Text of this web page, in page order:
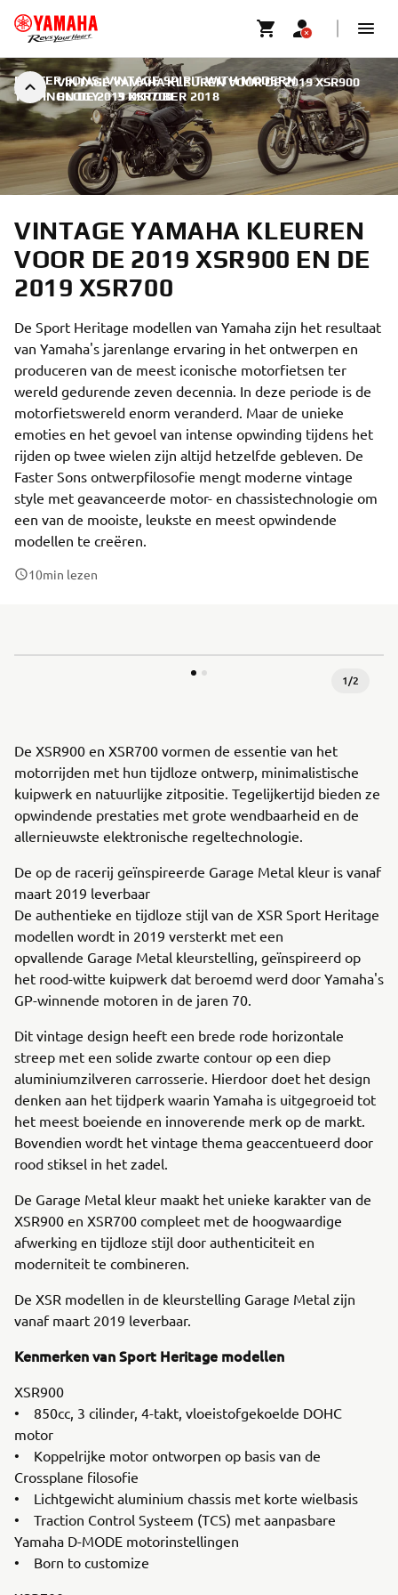
VINTAGE YAMAHA KLEUREN VOOR DE 2019 XSR900
EN DE 2019 XSR700
FASTER SONS: VINTAGE SPIRIT WITH MODERN
TECHNOLOGY | 3 OKTOBER 2018
VINTAGE YAMAHA KLEUREN
VOOR DE 2019 XSR900 EN DE
2019 XSR700
De Sport Heritage modellen van Yamaha zijn het resultaat
van Yamaha's jarenlange ervaring in het ontwerpen en
produceren van de meest iconische motorfietsen ter
wereld gedurende zeven decennia. In deze periode is de
motorfietswereld enorm veranderd. Maar de unieke
emoties en het gevoel van intense opwinding tijdens het
rijden op twee wielen zijn altijd hetzelfde gebleven. De
Faster Sons ontwerpfilosofie mengt moderne vintage
style met geavanceerde motor- en chassistechnologie om
een van de mooiste, leukste en meest opwindende
modellen te creëren.
10min lezen
1/2
De XSR900 en XSR700 vormen de essentie van het
motorrijden met hun tijdloze ontwerp, minimalistische
kuipwerk en natuurlijke zitpositie. Tegelijkertijd bieden ze
opwindende prestaties met grote wendbaarheid en de
allernieuwste elektronische regeltechnologie.
De op de racerij geïnspireerde Garage Metal kleur is vanaf
maart 2019 leverbaar
De authentieke en tijdloze stijl van de XSR Sport Heritage
modellen wordt in 2019 versterkt met een
opvallende Garage Metal kleurstelling, geïnspireerd op
het rood-witte kuipwerk dat beroemd werd door Yamaha's
GP-winnende motoren in de jaren 70.
Dit vintage design heeft een brede rode horizontale
streep met een solide zwarte contour op een diep
aluminiumzilveren carrosserie. Hierdoor doet het design
denken aan het tijdperk waarin Yamaha is uitgegroeid tot
het meest boeiende en innoverende merk op de markt.
Bovendien wordt het vintage thema geaccentueerd door
rood stiksel in het zadel.
De Garage Metal kleur maakt het unieke karakter van de
XSR900 en XSR700 compleet met de hoogwaardige
afwerking en tijdloze stijl door authenticiteit en
moderniteit te combineren.
De XSR modellen in de kleurstelling Garage Metal zijn
vanaf maart 2019 leverbaar.
Kenmerken van Sport Heritage modellen
XSR900
• 850cc, 3 cilinder, 4-takt, vloeistofgekoelde DOHC
motor
• Koppelrijke motor ontworpen op basis van de
Crossplane filosofie
• Lichtgewicht aluminium chassis met korte wielbasis
• Traction Control Systeem (TCS) met aanpasbare
Yamaha D-MODE motorinstellingen
• Born to customize